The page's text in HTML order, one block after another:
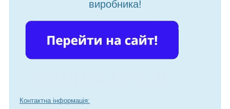
виробника!
Контактна інформація: